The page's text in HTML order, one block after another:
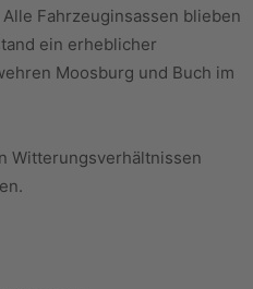
Fahrzeuginsassen blieben
ein erheblicher
Moosburg und Buch im
Witterungsverhältnissen